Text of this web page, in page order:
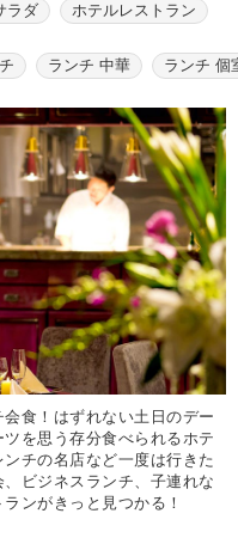
ラダ ホテルレストラン
ランチ 中華 ランチ 個
食！はずれない土日のデー
を思う存分食べられるホテ
チの名店など一度は行きた
ビジネスランチ、子連れな
ンがきっと見つかる！